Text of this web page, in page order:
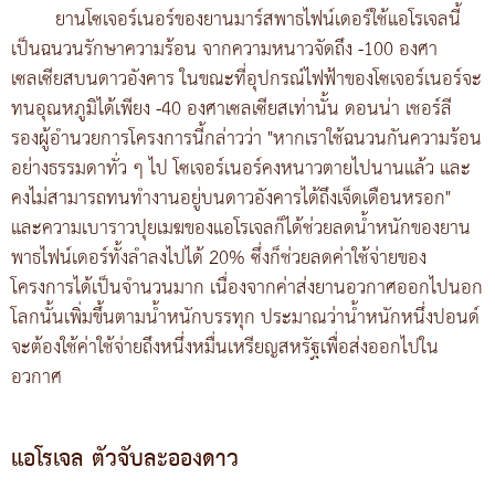
ยานโซเจอร์เนอร์ของยานมาร์สพาธไฟน์เดอร์ใช้แอโรเจลนี้
เป็นฉนวนรักษาความร้อน จากความหนาวจัดถึง -100 องศา
เซลเซียสบนดาวอังคาร ในขณะที่อุปกรณ์ไฟฟ้าของโซเจอร์เนอร์จะ
ทนอุณหภูมิได้เพียง -40 องศาเซลเซียสเท่านั้น ดอนน่า เชอร์ลี
รองผู้อำนวยการโครงการนี้กล่าวว่า "หากเราใช้ฉนวนกันความร้อน
อย่างธรรมดาทั่ว ๆ ไป โซเจอร์เนอร์คงหนาวตายไปนานแล้ว และ
คงไม่สามารถทนทำงานอยู่บนดาวอังคารได้ถึงเจ็ดเดือนหรอก"
และความเบาราวปุยเมฆของแอโรเจลก็ได้ช่วยลดน้ำหนักของยาน
พาธไฟน์เดอร์ทั้งลำลงไปได้ 20% ซึ่งก็ช่วยลดค่าใช้จ่ายของ
โครงการได้เป็นจำนวนมาก เนื่องจากค่าส่งยานอวกาศออกไปนอก
โลกนั้นเพิ่มขึ้นตามน้ำหนักบรรทุก ประมาณว่าน้ำหนักหนึ่งปอนด์
จะต้องใช้ค่าใช้จ่ายถึงหนึ่งหมื่นเหรียญสหรัฐเพื่อส่งออกไปใน
อวกาศ
แอโรเจล ตัวจับละอองดาว